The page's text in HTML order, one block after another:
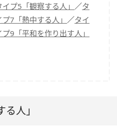
イプ5「観察する人」 ／タ
プ7「熱中する人」 ／タイ
プ9「平和を作り出す人」
人」